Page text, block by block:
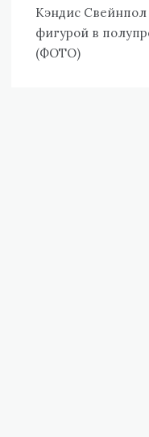
по
записям
Кэндис Свейнпол
фигурой в
(ФОТО)